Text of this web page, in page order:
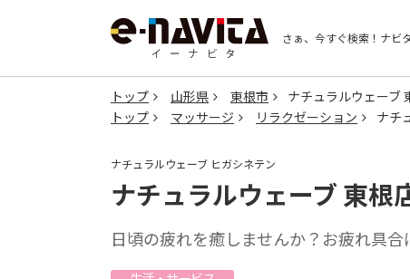
さぁ、今すぐ検索！ ナビ
トップ 山形県 東根市
ナチュラルウェーブ
トップ
マッサージ リラクゼーション ナチ
ナチュラルウェーブ ヒガシネテン
ナチュラルウェーブ 東根
日頃の疲れを癒しませんか？お疲れ具